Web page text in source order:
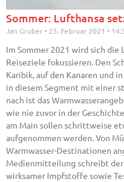
Sommer: Lufthansa
Jan Gruber 25. Februar 2021
Im Sommer 2021 wird sich
Reiseziele fokussieren. Den
Karibik, auf den Kanaren und
in diesem Segment mit einer
nach ist das
wie nie zuvor in der
am Main sollen schrittweise
aufgenommen werden. Von
Warmwasser-Destinationen
Medienmitteilung schreibt der
wirksamer Impfstoffe sowie